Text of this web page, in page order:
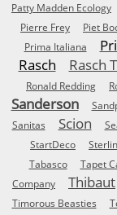
Patty Madden Ecology
Pierre Frey
Piet
Prima Italiana
Rasch Rasch
Ronald Redding
Sanderson
Sanitas
Scion
StartDeco
Tabasco
Tapet
Company
Thibaut
Timorous Beasties